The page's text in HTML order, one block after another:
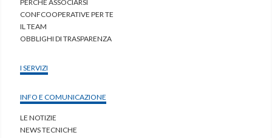
PERCHÈ ASSOCIARSI
CONFCOOPERATIVE PER TE
IL TEAM
OBBLIGHI DI TRASPARENZA
I SERVIZI
INFO E COMUNICAZIONE
LE NOTIZIE
NEWS TECNICHE